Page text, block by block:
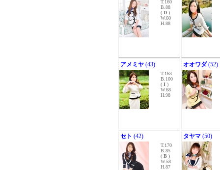
T.160
B.88
( D )
W.60
H.88
アメミヤ (43)
T.163
B.100
( I )
W.68
H.98
オオワダ(52)
セト (42)
T.170
B.85
( B )
W.58
H.87
タヤマ (50)